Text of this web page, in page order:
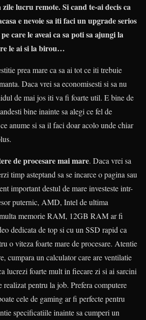
lucru remote. Si cand te-ai decis ca
e nevoie sa iti faci un upgrade serios
care le aveai ca sa poti sa ajungi la
le ai si la birou…
prea mare ca sa ai tot ce iti trebuie
Daca vrei sa economisesti si sa nu
de mai jos iti va fi foarte util. E bine de
bine inainte sa alegi ce fel de
anume si sa il faci doar acolo unde chiar
de procesare mai mare. Daca vrei sa
timp asteptand sa se incarce o pagina sau
important destul de mare investeste intr-
puternic, AMD, Intel de ultima
memorie RAM, 12GB RAM ar fi
dedicata de top si cu un SSD rapid ca
o viteza foarte mare de procesare. Atentie
cumpara un calculator care are ventilatie
lucrezi foarte mult in fiecare zi si ai sarcini
realizat pentru la job. Prefera computere
cele de gaming ar fi perfecte pentru
specificatiile inainte sa cumperi un